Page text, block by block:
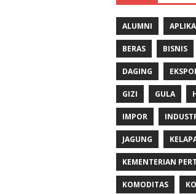
ALUMNI
BERAS BISNIS
DAGING
GIZI GULA
IMPOR
JAGUNG
KEMENTERIAN
KOMODITAS